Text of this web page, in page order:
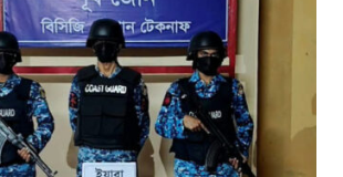
ডিজিএফআইয়ের ‘আয়নাঘর’ পরিদর্শনে
আন্তর্জাতিক অপরাধ ট্রাইব্যুনালের
বিচারক দল
১৩ ঘণ্টা আগে
জুলাই জাদুঘরে দলীয় ইতিহাসের ঠাঁই